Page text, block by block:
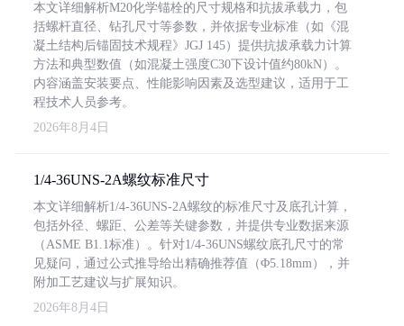
本文详细解析M20化学锚栓的尺寸规格和抗拔承载力，包
括螺杆直径、钻孔尺寸等参数，并依据专业标准（如《混
凝土结构后锚固技术规程》JGJ 145）提供抗拔承载力计算
方法和典型数值（如混凝土强度C30下设计值约80kN）。
内容涵盖安装要点、性能影响因素及选型建议，适用于工
程技术人员参考。
2026年8月4日
1/4-36UNS-2A螺纹标准尺寸
本文详细解析1/4-36UNS-2A螺纹的标准尺寸及底孔计算，
包括外径、螺距、公差等关键参数，并提供专业数据来源
（ASME B1.1标准）。针对1/4-36UNS螺纹底孔尺寸的常
见疑问，通过公式推导给出精确推荐值（Φ5.18mm），并
附加工艺建议与扩展知识。
2026年8月4日